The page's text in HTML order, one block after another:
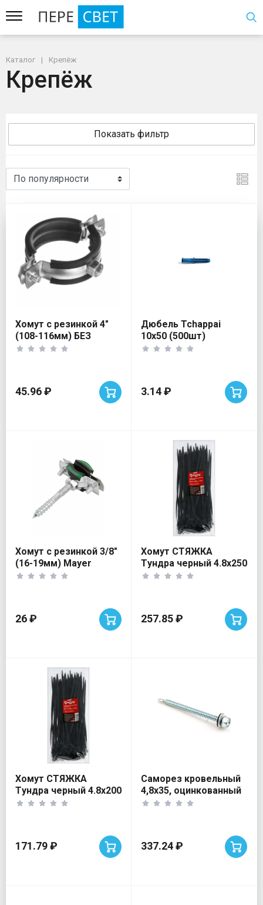
Каталог Крепёж
Крепёж
Показать фильтр
Крепёж
Хомут с резинкой 4"
(108-116мм) БЕЗ
ШПИЛЬКИ MAYER
45.96 ₽
Дюбель Tchappai
10х50 (500шт)
3.14 ₽
Хомут с резинкой 3/8"
(16-19мм) Mayer
26 ₽
Хомут СТЯЖКА
Tундра черный 4.8х250
(100 шт)
257.85 ₽
Хомут СТЯЖКА
Tундра черный 4.8х200
(100 шт)
171.79 ₽
Саморез кровельный
4,8х35, оцинкованный
(200 шт)
337.24 ₽